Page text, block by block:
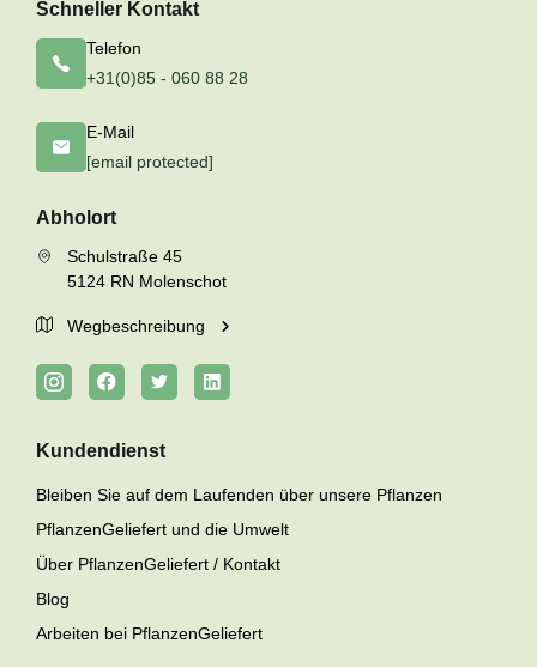
Schneller Kontakt
Telefon
+31(0)85 - 060 88 28
E-Mail
[email protected]
Abholort
Schulstraße 45
5124 RN Molenschot
Wegbeschreibung
Kundendienst
Bleiben Sie auf dem Laufenden über unsere Pflanzen
PflanzenGeliefert und die Umwelt
Über PflanzenGeliefert / Kontakt
Blog
Arbeiten bei PflanzenGeliefert